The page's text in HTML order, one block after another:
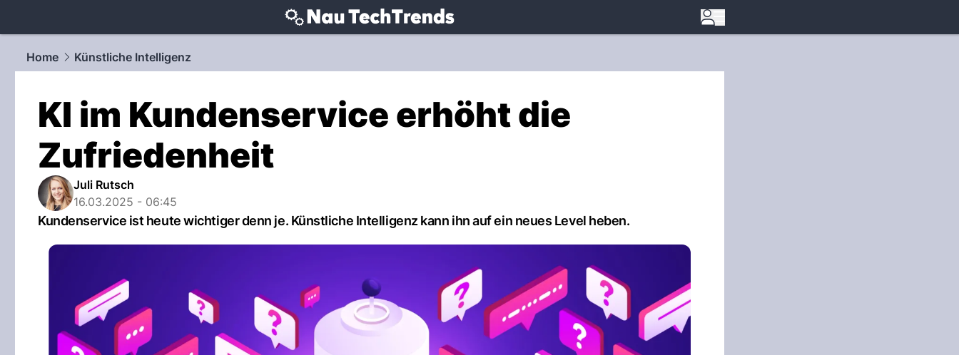
techtrends.NAU.ch
Home
Künstliche Intelligenz
KI im Kundenservice erhöht die
Zufriedenheit
Juli Rutsch
16.03.2025 - 06:45
Kundenservice ist heute wichtiger denn je. Künstliche Intelligenz kann ihn auf ein neues Level heben.